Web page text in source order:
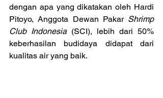
dengan apa yang dikatakan oleh Hardi
Pitoyo, Anggota Dewan Pakar Shrimp
Club Indonesia (SCI), lebih dari 50%
keberhasilan budidaya didapat dari
kualitas air yang baik.